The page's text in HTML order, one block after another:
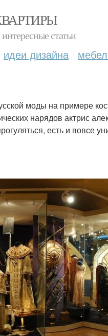
статьи
идеи дизайна
моды на примере
нарядов актрис
есть и вовсе